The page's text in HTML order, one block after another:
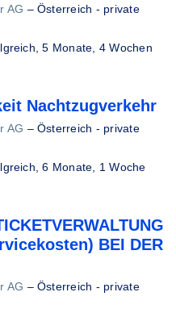
AG –Österreich - private
5 Monate, 4 Wochen
Nachtzugverkehr
AG –Österreich - private
6 Monate, 1 Woche
BEI DER
AG –Österreich - private